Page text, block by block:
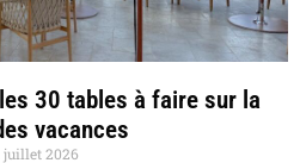
30 tables à faire sur la
vacances
juillet 2026